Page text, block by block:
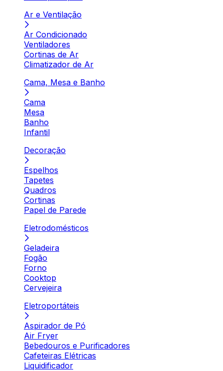
Ar e Ventilação
Ar Condicionado
Ventiladores
Cortinas de Ar
Climatizador de Ar
Cama, Mesa e Banho
Cama
Mesa
Banho
Infantil
Decoração
Espelhos
Tapetes
Quadros
Cortinas
Papel de Parede
Eletrodomésticos
Geladeira
Fogão
Forno
Cooktop
Cervejeira
Eletroportáteis
Aspirador de Pó
Air Fryer
Bebedouros e Purificadores
Cafeteiras Elétricas
Liquidificador